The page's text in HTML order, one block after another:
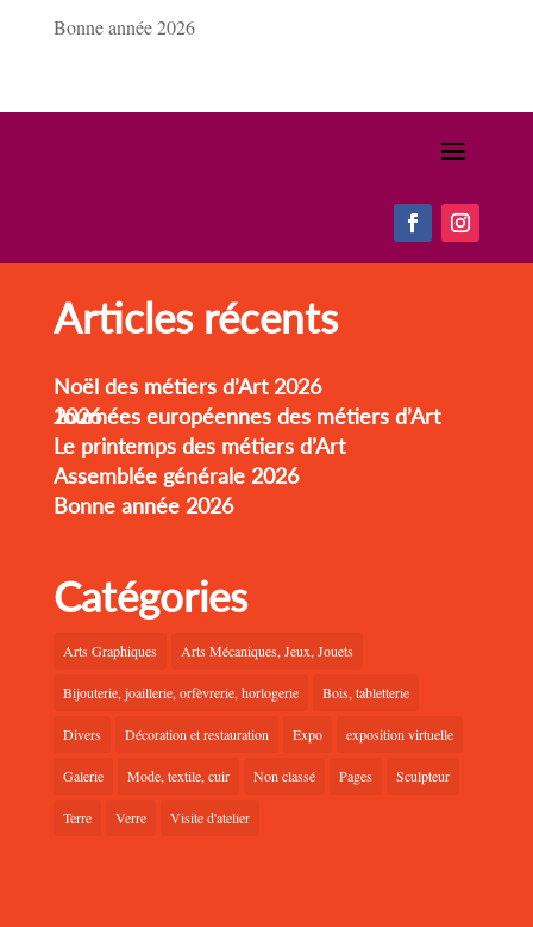
Bonne année 2026
Articles récents
Noël des métiers d’Art 2026
Journées européennes des métiers d’Art 2026
Le printemps des métiers d’Art
Assemblée générale 2026
Bonne année 2026
Catégories
Arts Graphiques Arts Mécaniques, Jeux, Jouets
Bijouterie, joaillerie, orfèvrerie, horlogerie Bois, tabletterie
Divers Décoration et restauration Expo exposition virtuelle
Galerie Mode, textile, cuir Non classé Pages Sculpteur
Terre Verre Visite d'atelier